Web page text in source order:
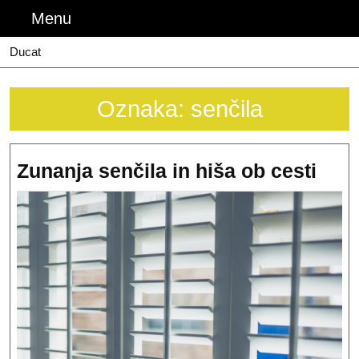
content
Menu
Ducat
Oznaka: senčila
Zunanja senčila in hiša ob cesti
in
hiša
ob